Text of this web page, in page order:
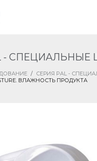
- СПЕЦИАЛЬНЫЕ
/ СЕРИЯ PAL -
ВЛАЖНОСТЬ ПРОДУКТА